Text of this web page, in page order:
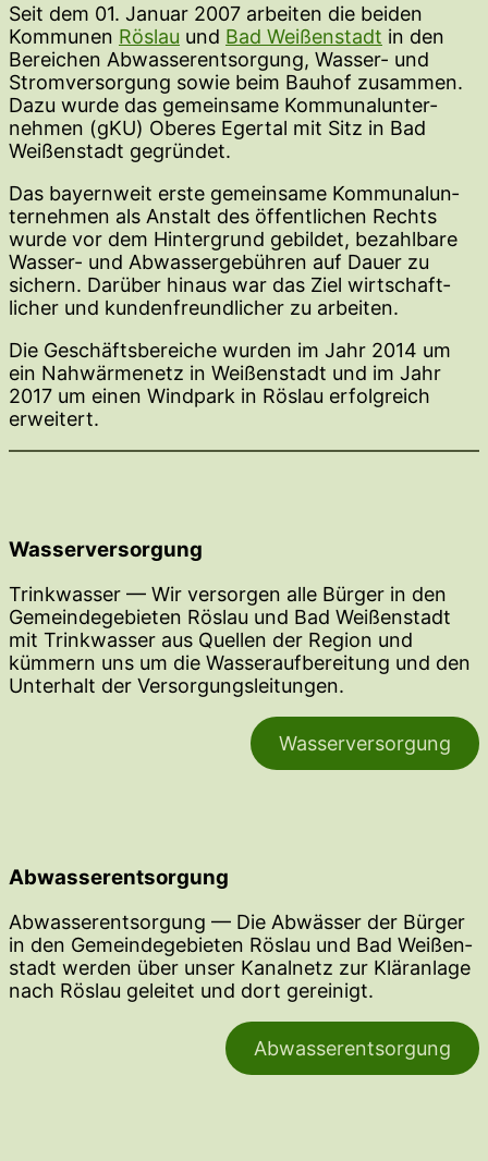
Seit dem 01. Januar 2007 arbeiten die beiden
Kommunen Röslau und Bad Weißen­stadt in den
Bereichen Abwas­ser­ent­sorgung, Wasser- und
Strom­ver­sorgung sowie beim Bauhof zusammen.
Dazu wurde das gemeinsame Kommu­nal­un­ter­
nehmen (gKU) Oberes Egertal mit Sitz in Bad
Weißen­stadt gegründet.
Das bayernweit erste gemeinsame Kommu­nal­un­
ter­nehmen als Anstalt des öffent­lichen Rechts
wurde vor dem Hinter­grund gebildet, bezahlbare
Wasser- und Abwas­ser­ge­bühren auf Dauer zu
sichern. Darüber hinaus war das Ziel wirtschaft­
licher und kunden­freund­licher zu arbeiten.
Die Geschäfts­be­reiche wurden im Jahr 2014 um
ein Nahwär­menetz in Weißen­stadt und im Jahr
2017 um einen Windpark in Röslau erfolg­reich
erweitert.
Wasserversorgung
Trink­wasser — Wir versorgen alle Bürger in den
Gemein­de­ge­bieten Röslau und Bad Weißen­stadt
mit Trink­wasser aus Quellen der Region und
kümmern uns um die Wasser­auf­be­reitung und den
Unterhalt der Versorgungsleitungen.
Wasser­ver­sorgung
Abwasserentsorgung
Abwas­ser­ent­sorgung — Die Abwässer der Bürger
in den Gemein­de­ge­bieten Röslau und Bad Weißen­
stadt werden über unser Kanalnetz zur Kläranlage
nach Röslau geleitet und dort gereinigt.
Abwas­ser­ent­sorgung